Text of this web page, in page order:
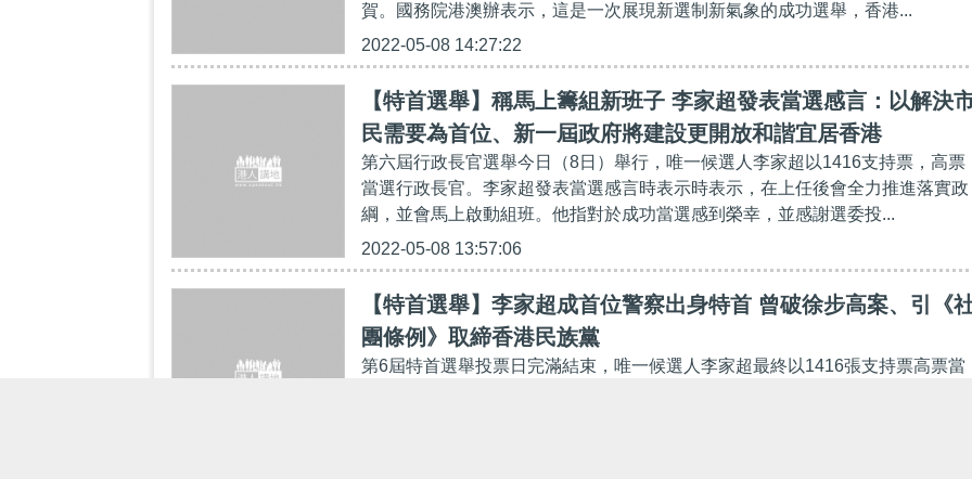
賀。國務院港澳辦表示，這是一次展現新選制新氣象的成功選舉，香港...
2022-05-08 14:27:22
【特首選舉】稱馬上籌組新班子 李家超發表當選感言：以解決
民需要為首位、新一屆政府將建設更開放和諧宜居香港
第六屆行政長官選舉今日（8日）舉行，唯一候選人李家超以1416支持票，高票
當選行政長官。李家超發表當選感言時表示時表示，在上任後會全力推進落實政
綱，並會馬上啟動組班。他指對於成功當選感到榮幸，並感謝選委投...
2022-05-08 13:57:06
【特首選舉】李家超成首位警察出身特首 曾破徐步高案、引《
團條例》取締香港民族黨
第6屆特首選舉投票日完滿結束，唯一候選人李家超最終以1416張支持票高票當